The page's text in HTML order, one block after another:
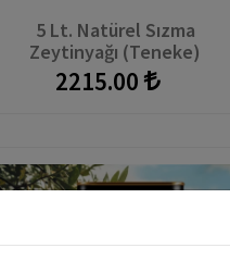
5 Lt. Natürel Sızma
Zeytinyağı (Teneke)
2215.00